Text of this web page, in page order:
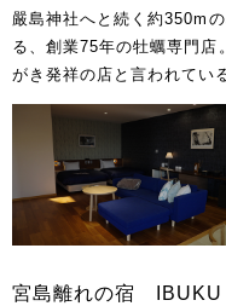
嚴島神社へと続く約350m
る、創業75年の牡蠣専門店
がき発祥の店と言われてい
宮島離れの宿 IBUKU